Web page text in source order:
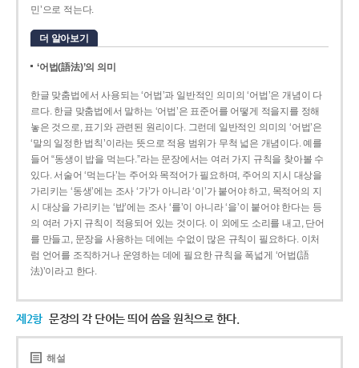
민’으로 적는다.
더 알아보기
‘어법(語法)’의 의미
한글 맞춤법에서 사용되는 ‘어법’과 일반적인 의미의 ‘어법’은 개념이 다
르다. 한글 맞춤법에서 말하는 ‘어법’은 표준어를 어떻게 적을지를 정해
놓은 것으로, 표기와 관련된 원리이다. 그런데 일반적인 의미의 ‘어법’은
‘말의 일정한 법칙’이라는 뜻으로 적용 범위가 무척 넓은 개념이다. 예를
들어 “동생이 밥을 먹는다.”라는 문장에서는 여러 가지 규칙을 찾아볼 수
있다. 서술어 ‘먹는다’는 주어와 목적어가 필요하며, 주어의 지시 대상을
가리키는 ‘동생’에는 조사 ‘가’가 아니라 ‘이’가 붙어야 하고, 목적어의 지
시 대상을 가리키는 ‘밥’에는 조사 ‘를’이 아니라 ‘을’이 붙어야 한다는 등
의 여러 가지 규칙이 적용되어 있는 것이다. 이 외에도 소리를 내고, 단어
를 만들고, 문장을 사용하는 데에는 수없이 많은 규칙이 필요하다. 이처
럼 언어를 조직하거나 운영하는 데에 필요한 규칙을 폭넓게 ‘어법(語
法)’이라고 한다.
제2항 문장의 각 단어는 띄어 씀을 원칙으로 한다.
해설